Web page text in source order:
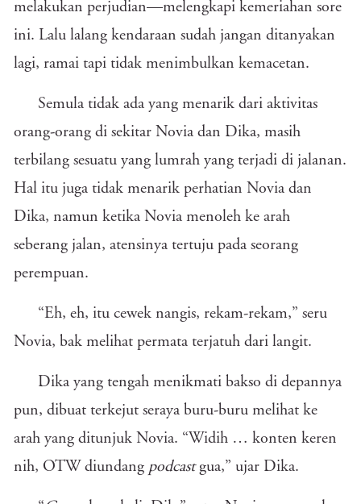
melakukan perjudian—melengkapi kemeriahan sore
ini. Lalu lalang kendaraan sudah jangan ditanyakan
lagi, ramai tapi tidak menimbulkan kemacetan.
Semula tidak ada yang menarik dari aktivitas
orang-orang di sekitar Novia dan Dika, masih
terbilang sesuatu yang lumrah yang terjadi di jalanan.
Hal itu juga tidak menarik perhatian Novia dan
Dika, namun ketika Novia menoleh ke arah
seberang jalan, atensinya tertuju pada seorang
perempuan.
“Eh, eh, itu cewek nangis, rekam-rekam,” seru
Novia, bak melihat permata terjatuh dari langit.
Dika yang tengah menikmati bakso di depannya
pun, dibuat terkejut seraya buru-buru melihat ke
arah yang ditunjuk Novia. “Widih … konten keren
nih, OTW diundang podcastgua,” ujar Dika.